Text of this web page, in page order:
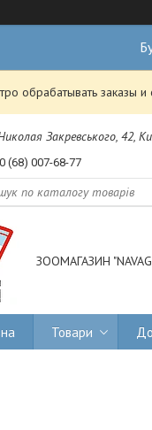
обрабатывать заказы
Закревського, 42,
(68) 007-68-77
ЗООМАГАЗИН
Товари